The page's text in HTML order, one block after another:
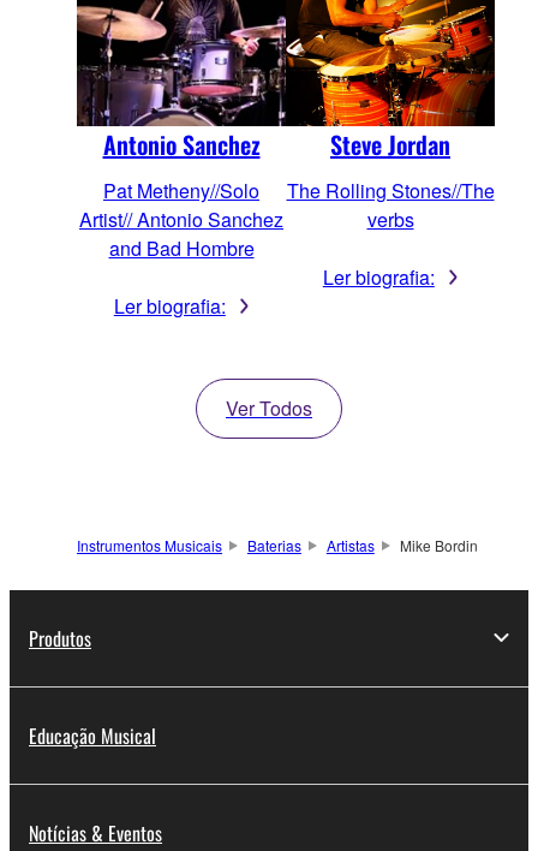
Antonio Sanchez
Pat Metheny//Solo
Artist// Antonio Sanchez
and Bad Hombre
Ler biografia:
Steve Jordan
The Rolling Stones//The
verbs
Ler biografia:
Ver Todos
Instrumentos Musicais Baterias Artistas Mike Bordin
Produtos
Educação Musical
Notícias & Eventos